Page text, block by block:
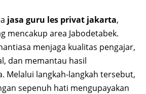
jasa guru les privat jakarta,
mencakup area Jabodetabek.
menjaga kualitas pengajar,
dan memantau hasil
Melalui langkah-langkah tersebut,
sepenuh hati mengupayakan